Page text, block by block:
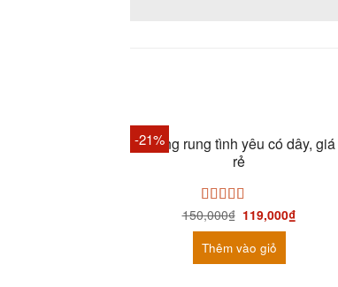
-21%
Trứng rung tình yêu có dây, giá
rẻ
Được xếp
hạng4.00
5 sao
150,000₫ 119,000₫
Thêm vào giỏ